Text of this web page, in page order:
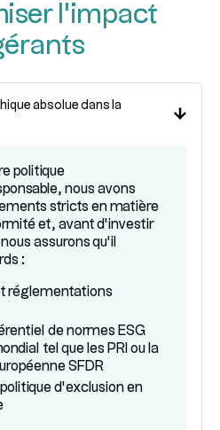
l'impact
absolue dans la
politique
nous avons
stricts en matière
et, avant d’investir
assurons qu’il
:
réglementations
de normes ESG
tel que les PRI ou la
SFDR
d’exclusion en